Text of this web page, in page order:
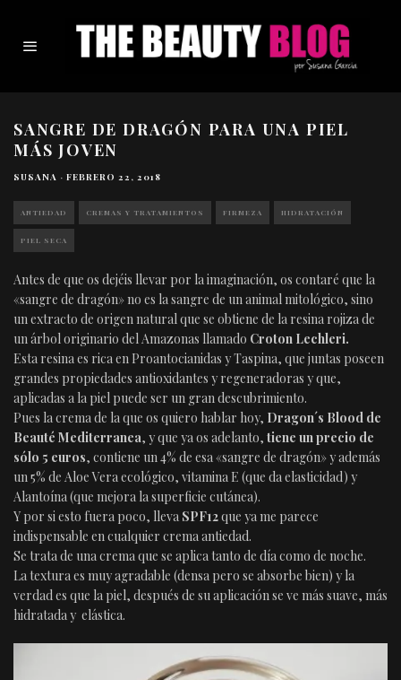
SANGRE DE DRAGÓN PARA UNA PIEL
MÁS JOVEN
SUSANA · FEBRERO 22, 2018
ANTIEDAD CREMAS Y TRATAMIENTOS FIRMEZA HIDRATACIÓN
PIEL SECA
Antes de que os dejéis llevar por la imaginación, os contaré que la
«sangre de dragón» no es la sangre de un animal mitológico, sino
un extracto de origen natural que se obtiene de la resina rojiza de
un árbol originario del Amazonas llamado Croton Lechleri.
Esta resina es rica en Proantocianidas y Taspina, que juntas poseen
grandes propiedades antioxidantes y regeneradoras y que,
aplicadas a la piel puede ser un gran descubrimiento.
Pues la crema de la que os quiero hablar hoy, Dragon´s Blood de
Beauté Mediterranea, y que ya os adelanto, tiene un precio de
sólo 5 euros, contiene un 4% de esa «sangre de dragón» y además
un 5% de Aloe Vera ecológico, vitamina E (que da elasticidad) y
Alantoína (que mejora la superficie cutánea).
Y por si esto fuera poco, lleva SPF12que ya me parece
indispensable en cualquier crema antiedad.
Se trata de una crema que se aplica tanto de día como de noche.
La textura es muy agradable (densa pero se absorbe bien) y la
verdad es que la piel, después de su aplicación se ve más suave, más
hidratada y elástica.